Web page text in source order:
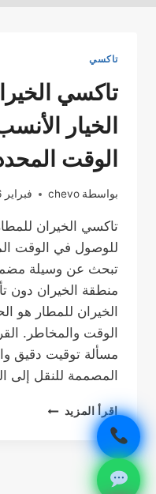
تاكسي
تاكسي
الخيار
الوقت
بواسطة chevo فبراير 26, 2026
تاكسي الخيران
للوصول في الوقت
تبحث عن وسيلة
منطقة الخيران دون
الخيران للمطار هو
الوقت والمخاطر.
مسألة توقيت دقيق
المصممة للنقل إلى
إقرأ المزيد تاكسي